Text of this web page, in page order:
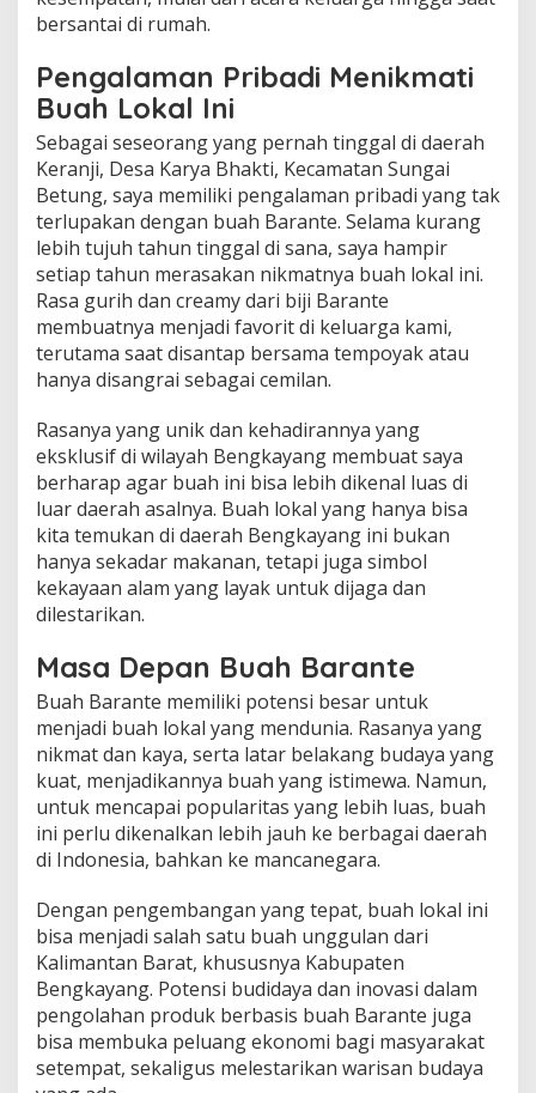
bersantai di rumah.
Pengalaman Pribadi Menikmati
Buah Lokal Ini
Sebagai seseorang yang pernah tinggal di daerah
Keranji, Desa Karya Bhakti, Kecamatan Sungai
Betung, saya memiliki pengalaman pribadi yang tak
terlupakan dengan buah Barante. Selama kurang
lebih tujuh tahun tinggal di sana, saya hampir
setiap tahun merasakan nikmatnya buah lokal ini.
Rasa gurih dan creamy dari biji Barante
membuatnya menjadi favorit di keluarga kami,
terutama saat disantap bersama tempoyak atau
hanya disangrai sebagai cemilan.
Rasanya yang unik dan kehadirannya yang
eksklusif di wilayah Bengkayang membuat saya
berharap agar buah ini bisa lebih dikenal luas di
luar daerah asalnya. Buah lokal yang hanya bisa
kita temukan di daerah Bengkayang ini bukan
hanya sekadar makanan, tetapi juga simbol
kekayaan alam yang layak untuk dijaga dan
dilestarikan.
Masa Depan Buah Barante
Buah Barante memiliki potensi besar untuk
menjadi buah lokal yang mendunia. Rasanya yang
nikmat dan kaya, serta latar belakang budaya yang
kuat, menjadikannya buah yang istimewa. Namun,
untuk mencapai popularitas yang lebih luas, buah
ini perlu dikenalkan lebih jauh ke berbagai daerah
di Indonesia, bahkan ke mancanegara.
Dengan pengembangan yang tepat, buah lokal ini
bisa menjadi salah satu buah unggulan dari
Kalimantan Barat, khususnya Kabupaten
Bengkayang. Potensi budidaya dan inovasi dalam
pengolahan produk berbasis buah Barante juga
bisa membuka peluang ekonomi bagi masyarakat
setempat, sekaligus melestarikan warisan budaya